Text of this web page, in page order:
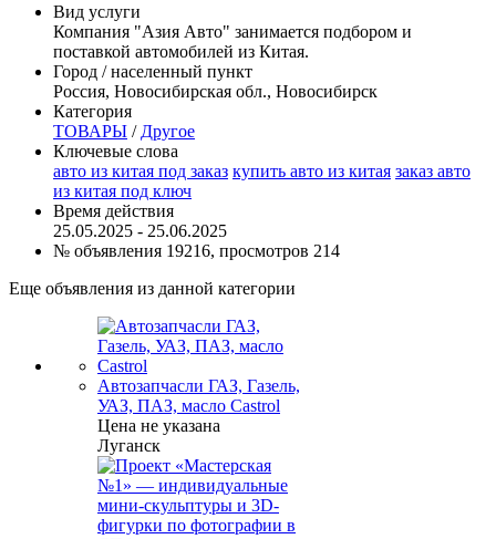
Вид услуги
Компания "Азия Авто" занимается подбором и
поставкой автомобилей из Китая.
Город / населенный пункт
Россия, Новосибирская обл., Новосибирск
Категория
ТОВАРЫ / Другое
Ключевые слова
авто из китая под заказ купить авто из китая заказ авто
из китая под ключ
Время действия
25.05.2025 - 25.06.2025
№ объявления 19216, просмотров 214
Еще объявления из данной категории
Автозапчасли ГАЗ, Газель,
УАЗ, ПАЗ, масло Castrol
Цена не указана
Луганск